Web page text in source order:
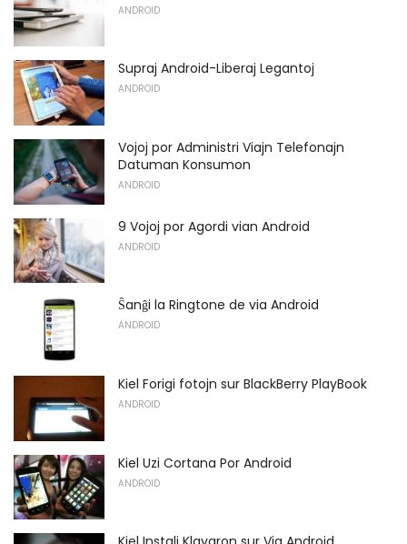
ANDROID
Supraj Android-Liberaj Legantoj
ANDROID
Vojoj por Administri Viajn Telefonajn
Datuman Konsumon
ANDROID
9 Vojoj por Agordi vian Android
ANDROID
Ŝanĝi la Ringtone de via Android
ANDROID
Kiel Forigi fotojn sur BlackBerry PlayBook
ANDROID
Kiel Uzi Cortana Por Android
ANDROID